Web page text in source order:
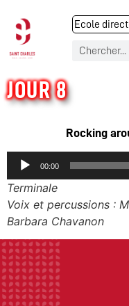
Ecole
JOUR 8
Rocking
Audio
00:00
Terminale
Voix et percussions :
Barbara Chavanon